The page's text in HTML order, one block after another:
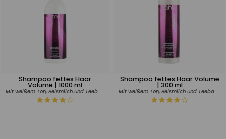
Shampoo fettes Haar
Volume | 1000 ml
Mit weißem Ton, Reismilch und Teebaumöl
Shampoo fettes Haar Volume
| 300 ml
Mit weißem Ton, Reismilch und Teebaumöl